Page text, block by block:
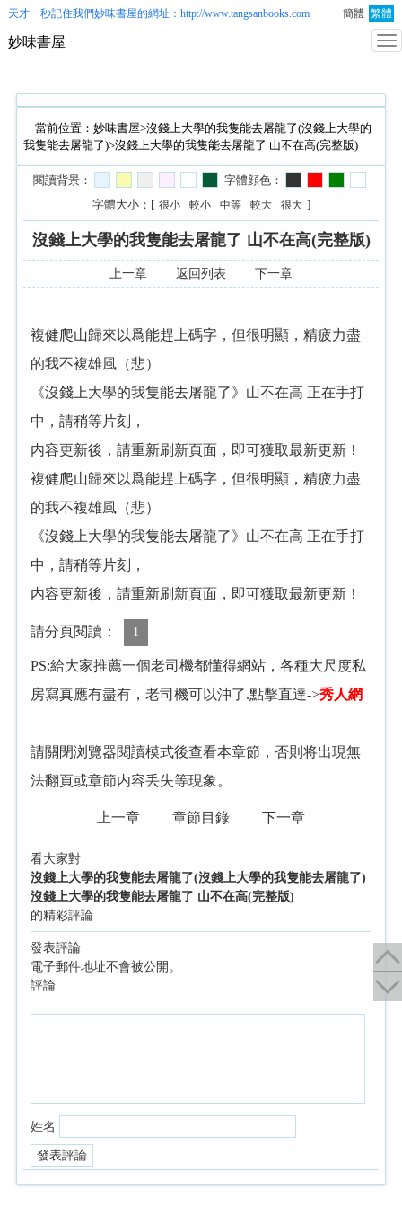
天才一秒記住我們妙味書屋的網址：http://www.tangsanbooks.com 簡體 繁體
妙味書屋
當前位置： 妙味書屋>沒錢上大學的我隻能去屠龍了(沒錢上大學的
我隻能去屠龍了)>沒錢上大學的我隻能去屠龍了 山不在高(完整版)
閱讀背景：
字體顔色：
字體大小：[ 很小 較小 中等 較大 很大 ]
沒錢上大學的我隻能去屠龍了 山不在高(完整版)
上一章 返回列表 下一章
複健爬山歸來以爲能趕上碼字，但很明顯，精疲力盡
的我不複雄風（悲）
《沒錢上大學的我隻能去屠龍了》山不在高 正在手打
中，請稍等片刻，
内容更新後，請重新刷新頁面，即可獲取最新更新！
複健爬山歸來以爲能趕上碼字，但很明顯，精疲力盡
的我不複雄風（悲）
《沒錢上大學的我隻能去屠龍了》山不在高 正在手打
中，請稍等片刻，
内容更新後，請重新刷新頁面，即可獲取最新更新！
請分頁閱讀： 1
PS:給大家推薦一個老司機都懂得網站，各種大尺度私
房寫真應有盡有，老司機可以沖了.點擊直達->秀人網
請關閉浏覽器閱讀模式後查看本章節，否則将出現無
法翻頁或章節内容丢失等現象。
上一章 章節目錄 下一章
看大家對
沒錢上大學的我隻能去屠龍了(沒錢上大學的我隻能去屠龍了)
沒錢上大學的我隻能去屠龍了 山不在高(完整版)
的精彩評論
發表評論
電子郵件地址不會被公開。
評論
姓名